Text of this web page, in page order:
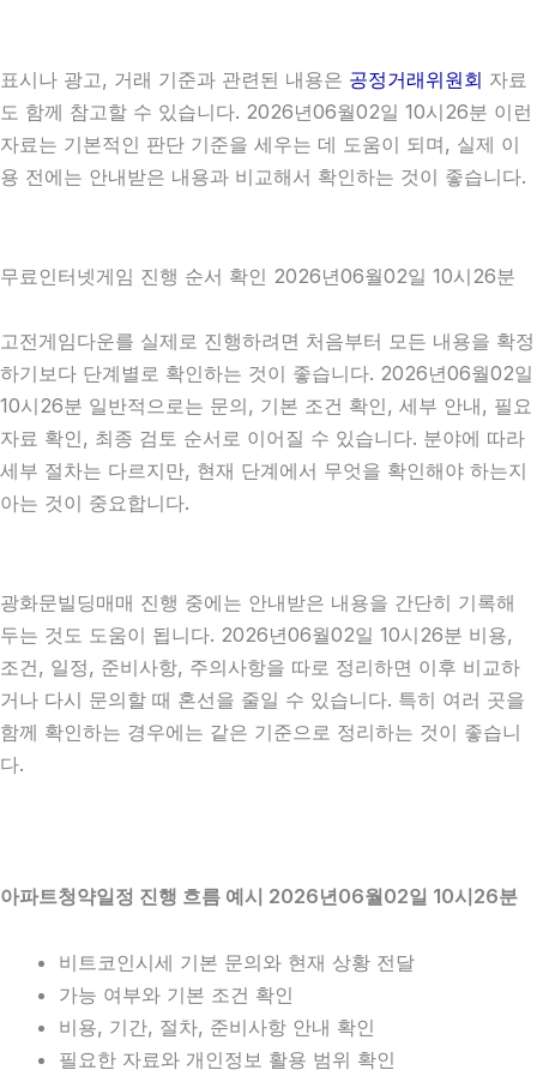
표시나 광고, 거래 기준과 관련된 내용은 공정거래위원회 자료
도 함께 참고할 수 있습니다. 2026년06월02일 10시26분 이런
자료는 기본적인 판단 기준을 세우는 데 도움이 되며, 실제 이
용 전에는 안내받은 내용과 비교해서 확인하는 것이 좋습니다.
무료인터넷게임 진행 순서 확인 2026년06월02일 10시26분
고전게임다운를 실제로 진행하려면 처음부터 모든 내용을 확정
하기보다 단계별로 확인하는 것이 좋습니다. 2026년06월02일
10시26분 일반적으로는 문의, 기본 조건 확인, 세부 안내, 필요
자료 확인, 최종 검토 순서로 이어질 수 있습니다. 분야에 따라
세부 절차는 다르지만, 현재 단계에서 무엇을 확인해야 하는지
아는 것이 중요합니다.
광화문빌딩매매 진행 중에는 안내받은 내용을 간단히 기록해
두는 것도 도움이 됩니다. 2026년06월02일 10시26분 비용,
조건, 일정, 준비사항, 주의사항을 따로 정리하면 이후 비교하
거나 다시 문의할 때 혼선을 줄일 수 있습니다. 특히 여러 곳을
함께 확인하는 경우에는 같은 기준으로 정리하는 것이 좋습니
다.
아파트청약일정 진행 흐름 예시 2026년06월02일 10시26분
비트코인시세 기본 문의와 현재 상황 전달
가능 여부와 기본 조건 확인
비용, 기간, 절차, 준비사항 안내 확인
필요한 자료와 개인정보 활용 범위 확인